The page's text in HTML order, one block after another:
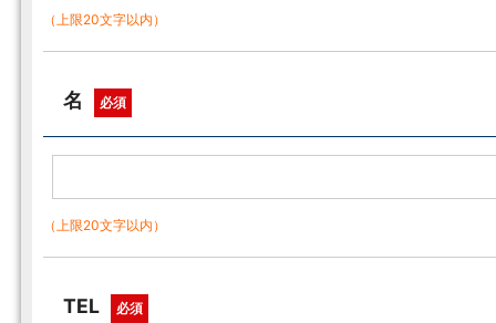
（上限20文字以内）
名 必須
（上限20文字以内）
TEL 必須